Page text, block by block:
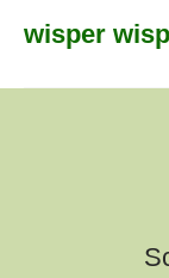
wisper